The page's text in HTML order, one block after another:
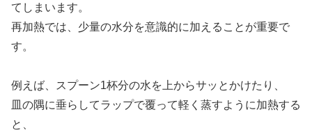
てしまいます。
再加熱では、少量の水分を意識的に加えることが重要で
す。
例えば、スプーン1杯分の水を上からサッとかけたり、
皿の隅に垂らしてラップで覆って軽く蒸すように加熱する
と、